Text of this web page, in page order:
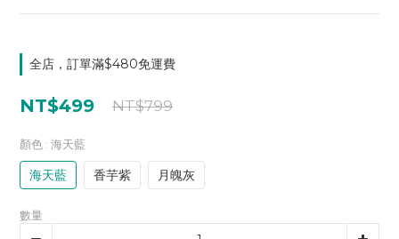
全店，訂單滿$480免運費
NT$499 NT$799
顏色 : 海天藍
海天藍 香芋紫 月魄灰
數量